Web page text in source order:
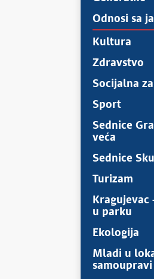
Odnosi sa
Kultura
Zdravstvo
Socijalna
Sport
Sednice
veća
Sednice
Turizam
Kragujevac
u parku
Ekologija
Mladi u
samoupravi